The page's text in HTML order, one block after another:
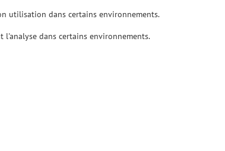
utilisation dans certains environnements.
dans certains environnements.